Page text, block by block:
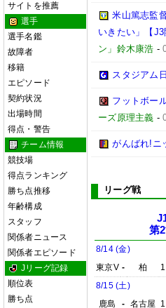
サイトを推薦
選手
選手名鑑
故障者
移籍
エピソード
契約状況
出場時間
得点・警告
チーム情報
競技場
得点ランキング
勝ち点推移
年齢構成
スタッフ
関係者ニュース
関係者エピソード
Jリーグ記録
順位表
勝ち点
米山篤志監
いきたい」【
ン」鈴木康浩 -
スタジアム
フットボー
ーズ原理主義 -
がんばれ!ニ
リーグ戦
第
8/14 (金)
東京V - 柏
8/15 (土)
鹿島
- 名古屋